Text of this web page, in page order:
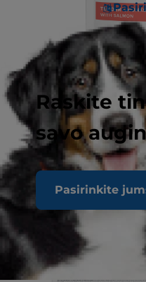
Raskite
savo
Pasirinkite